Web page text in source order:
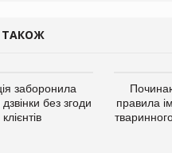
ТАКОЖ
заборонила
без згоди
клієнтів
правила